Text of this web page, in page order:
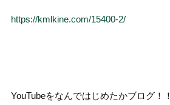
https://kmlkine.com/15400-2/
YouTubeをなんではじめたかブログ！！